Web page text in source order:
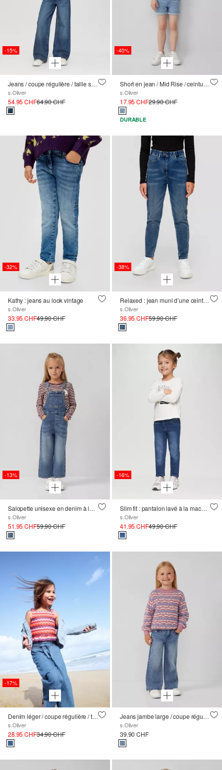
-15%
Jeans / coupe régulière / taille super haute / jambe large
s.Oliver
54.95 CHF64.90 CHF
-40%
Short en jean / Mid Rise / ceinture élastique
s.Oliver
17.95 CHF29.90 CHF
DURABLE
-32%
Kathy : jeans au look vintage
s.Oliver
33.95 CHF49.90 CHF
-38%
Relaxed : jean muni d’une ceinture élastique
s.Oliver
36.95 CHF59.90 CHF
-13%
Salopette unisexe en denim à la coupe décontractée
s.Oliver
51.95 CHF59.90 CHF
-16%
Slim fit : pantalon lavé à la machine
s.Oliver
41.95 CHF49.90 CHF
-17%
Denim léger / coupe régulière / taille haute / jambes larges / ceinture smockée
s.Oliver
28.95 CHF34.90 CHF
Jeans jambe large / coupe régulière / taille haute / forme 5 poches
s.Oliver
39.90 CHF